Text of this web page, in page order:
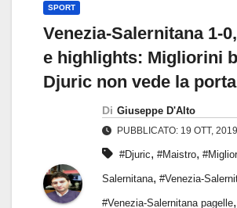
SPORT
Venezia-Salernitana 1-
e highlights: Migliorini
Djuric non vede la porta
Di Giuseppe D'Alto
PUBBLICATO: 19 OTT,
#Djuric, #Maistro,
Salernitana, #Venezia-
#Venezia-Salernitana pagelle,